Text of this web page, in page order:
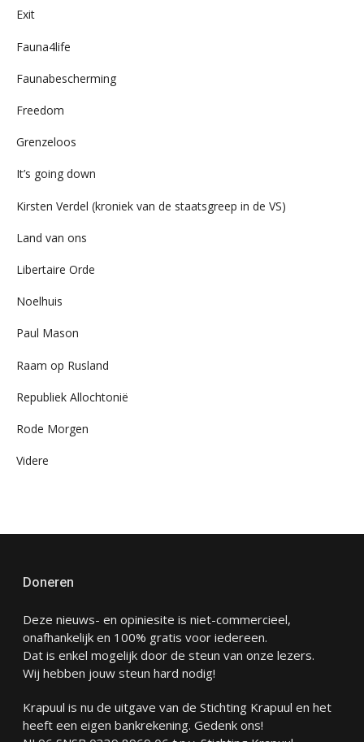
Exit
Fauna4life
Faunabescherming
Freedom
Grenzeloos
It’s going down
Kirsten Verdel (kroniek van de staatsgreep in de VS)
Land van ons
Libertaire Orde
Noelhuis
Paul Mason
Raam op Rusland
Republiek Allochtonië
Rode Morgen
Videre
Doneren
Deze nieuws- en opiniesite is niet-commercieel,
onafhankelijk en 100% gratis voor iedereen.
Dat is enkel mogelijk door de steun van onze lezers.
Wij hebben jouw steun hard nodig!
Krapuul is nu de uitgave van de Stichting Krapuul en het
heeft een eigen bankrekening. Gedenk ons!